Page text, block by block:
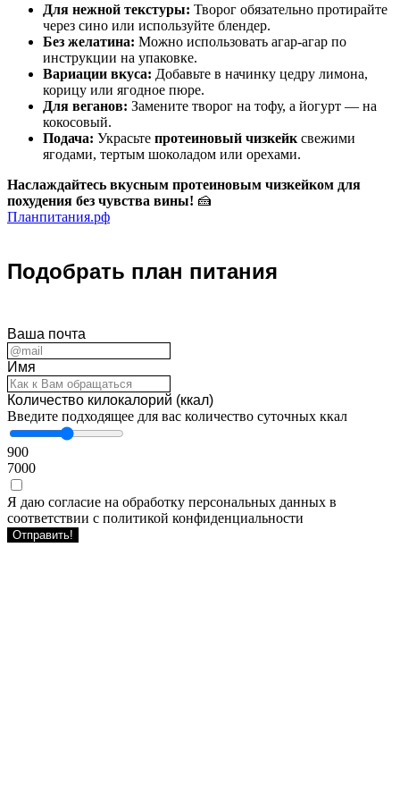
Для нежной текстуры: Творог обязательно протирайте
через сино или используйте блендер.
Без желатина: Можно использовать агар-агар по
инструкции на упаковке.
Вариации вкуса: Добавьте в начинку цедру лимона,
корицу или ягодное пюре.
Для веганов: Замените творог на тофу, а йогурт — на
кокосовый.
Подача: Украсьте протеиновый чизкейк свежими
ягодами, тертым шоколадом или орехами.
Наслаждайтесь вкусным протеиновым чизкейком для
похудения без чувства вины! 🍰
Планпитания.рф
Подобрать план питания
Ваша почта
Имя
Количество килокалорий (ккал)
Введите подходящее для вас количество суточных ккал
900
7000
Я даю согласие на обработку персональных данных в
соответствии с политикой конфиденциальности
Отправить!